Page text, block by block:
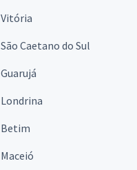
Vitória
São Caetano do Sul
Guarujá
Londrina
Betim
Maceió